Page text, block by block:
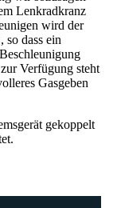
Lenkradkranz
wird der
dass ein
Verfügung steht
Gasgeben
gekoppelt